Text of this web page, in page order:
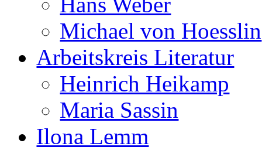
Michael von Hoesslin
Arbeitskreis Literatur
Heinrich Heikamp
Maria Sassin
Ilona Lemm